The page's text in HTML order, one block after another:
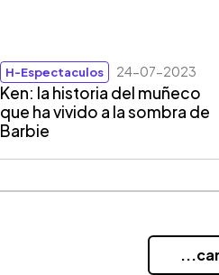
H-Espectaculos 24-07-2023
Ken: la historia del muñeco
que ha vivido a la sombra de
Barbie